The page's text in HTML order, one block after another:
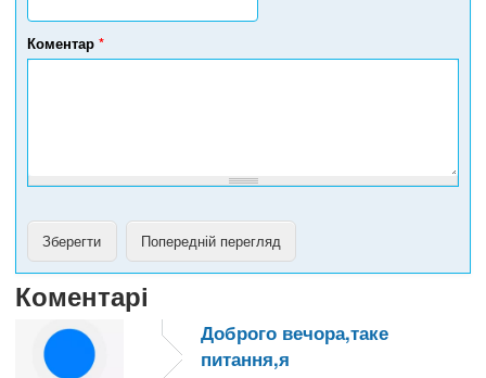
л
е
ф
Коментар *
Коментарі
Доброго вечора,таке
питання,я